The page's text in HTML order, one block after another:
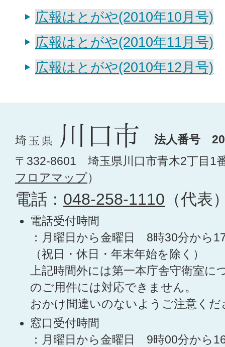
広報はとがや(2010年10月号)
広報はとがや(2010年11月号)
広報はとがや(2010年12月号)
法人番号
〒332-8601 埼玉県川口市青木2丁目1
フロアマップ）
電話： 048-258-1110 （代表
電話受付時間
：月曜日から金曜日 8時30分から
（祝日・休日・年末年始を除く）
上記時間外には第一本庁舎守衛室に
のご用件には対応できません。
おかけ間違いのないようご注意くだ
窓口受付時間
：月曜日から金曜日 9時00分から